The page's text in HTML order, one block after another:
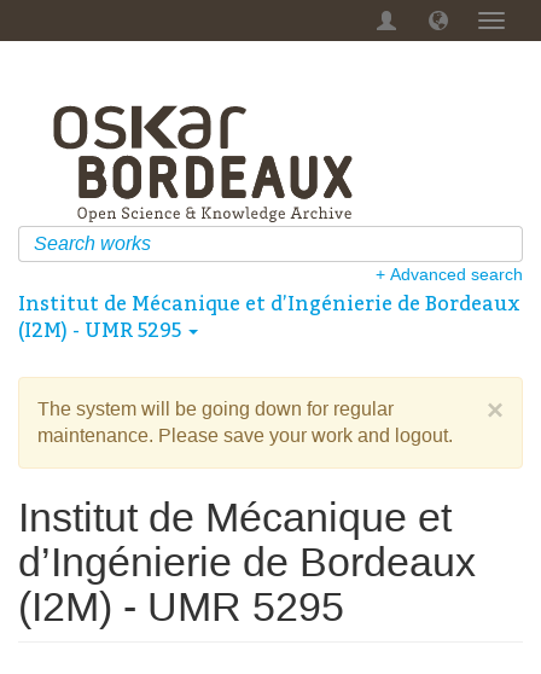
+ Advanced search
Institut de Mécanique et d’Ingénierie de Bordeaux
(I2M) - UMR 5295
×
The system will be going down for regular
maintenance. Please save your work and logout.
Institut de Mécanique et
d’Ingénierie de Bordeaux
(I2M) - UMR 5295